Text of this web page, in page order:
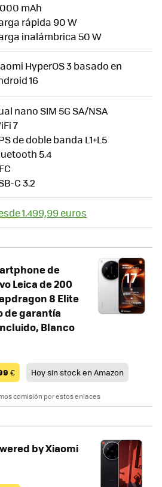
mAh
rápida 90 W
inalámbrica 50 W
HyperOS 3 basado en
16
nano SIM 5G SA/NSA
7
de doble banda L1+L5
5.4
C 3.2
1.499,99 euros
de
Leica de 200
8 Elite
de garantía
Blanco
€ Hoy sin stock en Amazon
comisión por estos enlaces
by Xiaomi